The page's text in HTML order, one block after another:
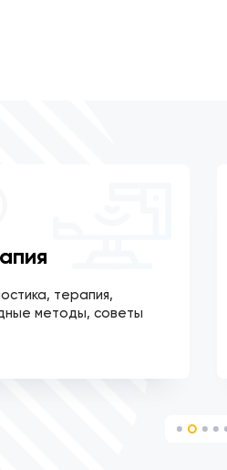
терапия,
методы, советы